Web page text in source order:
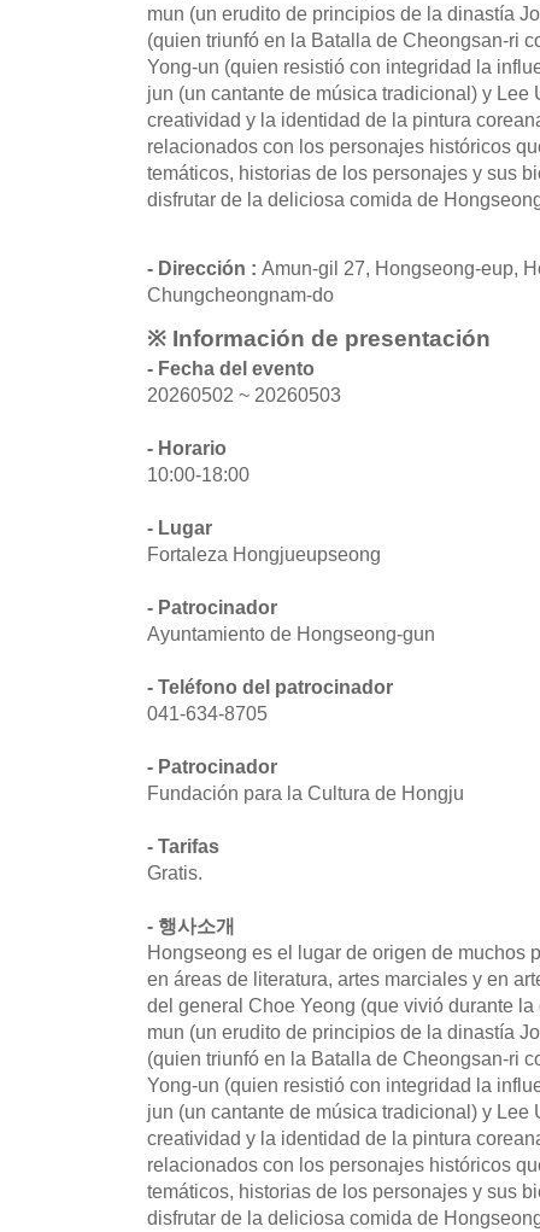
mun (un erudito de principios de la dinastía
(quien triunfó en la Batalla de Cheongsan-ri
Yong-un (quien resistió con integridad la
jun (un cantante de música tradicional) y Lee
creatividad y la identidad de la pintura
relacionados con los personajes históricos
temáticos, historias de los personajes y sus
disfrutar de la deliciosa comida de
- Dirección : Amun-gil 27, Hongseong-eup,
Chungcheongnam-do
※ Información de presentación
- Fecha del evento
20260502 ~ 20260503
- Horario
10:00-18:00
- Lugar
Fortaleza Hongjueupseong
- Patrocinador
Ayuntamiento de Hongseong-gun
- Teléfono del patrocinador
041-634-8705
- Patrocinador
Fundación para la Cultura de Hongju
- Tarifas
Gratis.
- 행사소개
Hongseong es el lugar de origen de muchos
en áreas de literatura, artes marciales y en
del general Choe Yeong (que vivió durante
mun (un erudito de principios de la dinastía
(quien triunfó en la Batalla de Cheongsan-ri
Yong-un (quien resistió con integridad la
jun (un cantante de música tradicional) y Lee
creatividad y la identidad de la pintura
relacionados con los personajes históricos
temáticos, historias de los personajes y sus
disfrutar de la deliciosa comida de